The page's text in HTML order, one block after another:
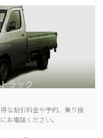
な割引料金や予約、乗り捨
お電話ください。